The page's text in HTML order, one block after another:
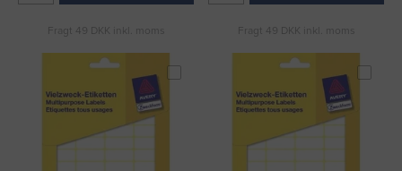
Fragt 49 DKK inkl. moms Fragt 49 DKK inkl. moms